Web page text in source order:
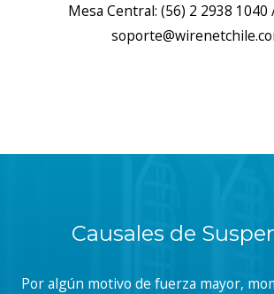
Mesa Central: (56) 2 2938 1040
Causales de
Por algún motivo de fuerza mayor,